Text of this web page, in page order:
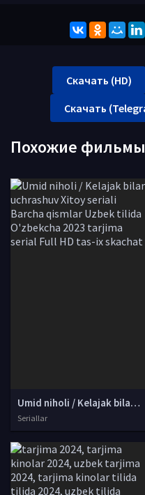
Скачать (HD)
Скачать
Похожие фильмы
Umid niholi / Kelajak bilan uchrashuv Xitoy seriali Barcha qismlar Uzbek tilida O'zbekcha 2023 tarjima serial Full HD tas-ix skachat
Seriallar